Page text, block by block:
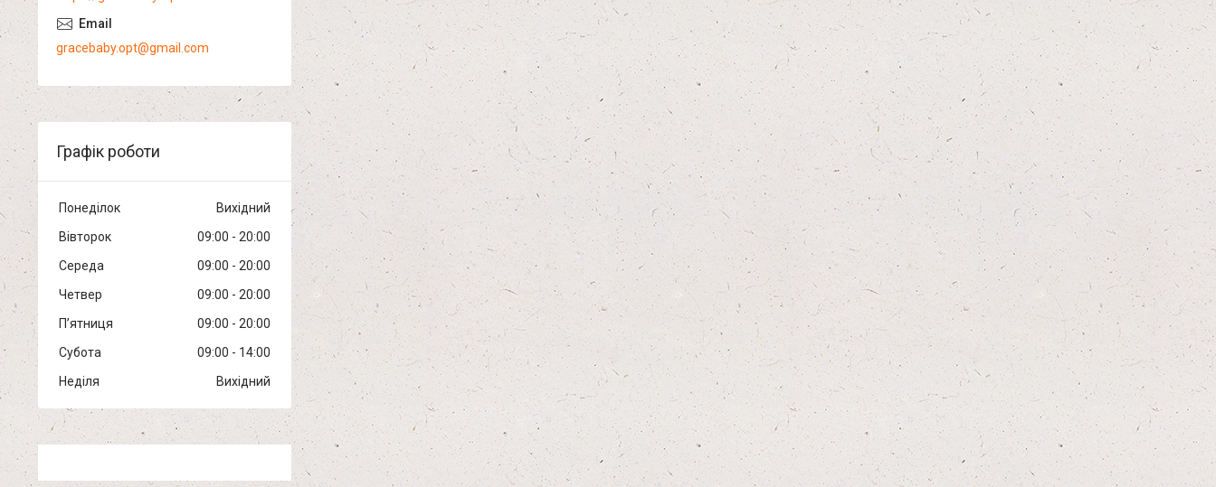
gracebaby.opt@gmail.com
Графік роботи
Понеділок
Вихідний
Вівторок
09:00
20:00
Середа
09:00
20:00
Четвер
09:00
20:00
Пʼятниця
09:00
20:00
Субота
09:00
14:00
Неділя
Вихідний